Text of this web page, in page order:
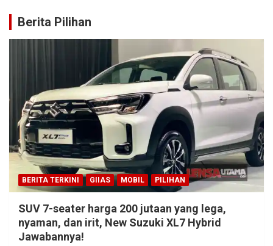
Berita Pilihan
BERITA TERKINI GIIAS MOBIL PILIHAN
SUV 7-seater harga 200 jutaan yang lega,
nyaman, dan irit, New Suzuki XL7 Hybrid
Jawabannya!